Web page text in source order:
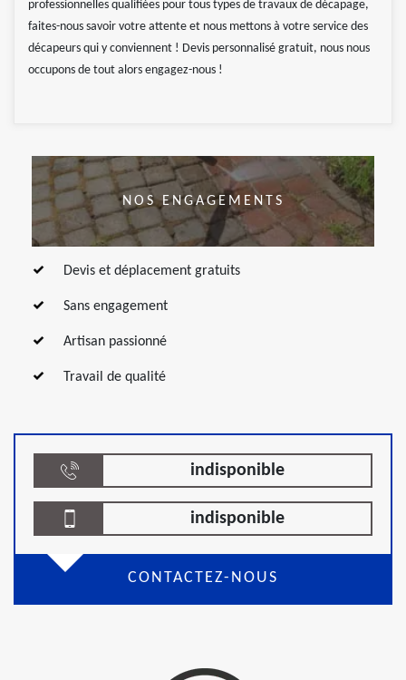
professionnelles qualifiées pour tous types de travaux de décapage,
faites-nous savoir votre attente et nous mettons à votre service des
décapeurs qui y conviennent ! Devis personnalisé gratuit, nous nous
occupons de tout alors engagez-nous !
NOS ENGAGEMENTS
Devis et déplacement gratuits
Sans engagement
Artisan passionné
Travail de qualité
indisponible
indisponible
CONTACTEZ-NOUS